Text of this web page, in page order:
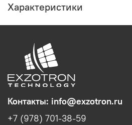
Характеристики
Контакты: info@exzotron.ru
+7 (978) 701-38-59